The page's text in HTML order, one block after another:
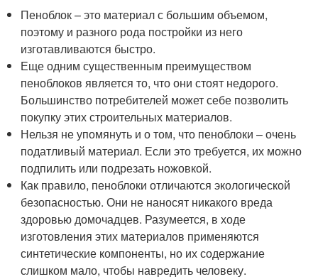
Пеноблок – это материал с большим объемом,
поэтому и разного рода постройки из него
изготавливаются быстро.
Еще одним существенным преимуществом
пеноблоков является то, что они стоят недорого.
Большинство потребителей может себе позволить
покупку этих строительных материалов.
Нельзя не упомянуть и о том, что пеноблоки – очень
податливый материал. Если это требуется, их можно
подпилить или подрезать ножовкой.
Как правило, пеноблоки отличаются экологической
безопасностью. Они не наносят никакого вреда
здоровью домочадцев. Разумеется, в ходе
изготовления этих материалов применяются
синтетические компоненты, но их содержание
слишком мало, чтобы навредить человеку.